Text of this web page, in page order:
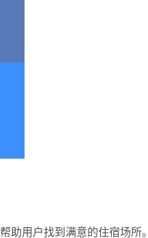
助用户找到满意的住宿场所。